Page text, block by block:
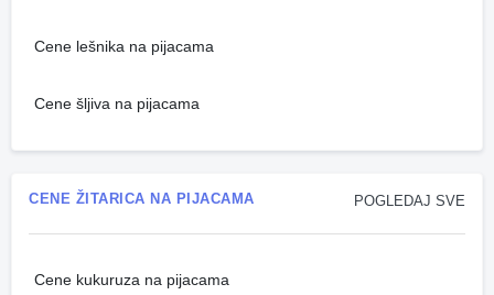
Cene lešnika na pijacama
Cene šljiva na pijacama
POGLEDAJ SVE
CENE ŽITARICA NA PIJACAMA
Cene kukuruza na pijacama